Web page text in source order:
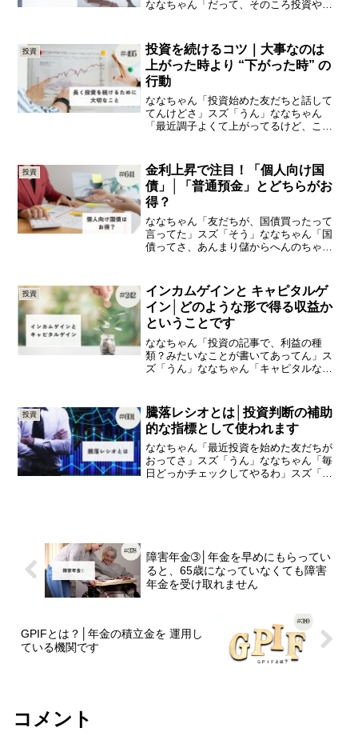
ななちゃん「だって、そのころ投資やっ
やん」スズ「そうとも限らへんで」なな
ちゃん「なんで？ ...
投資
投資を続けるコツ｜大事なのは
上がった時より “下がった時” の
行動
ななちゃん「投資始めた友だちと話して
てんけどさ」スズ「うん」ななちゃん
「最近調子よくて上がってるけど、この
ないよね？きっと」今日は、「長く投資
を続けるために大切なこと」...
投資
金利上昇で注目！「個人向け国
債」│「普通預金」とどちらがお
得？
ななちゃん「友だちが、国債買ったって
言ってた」スズ「そう」ななちゃん「国
債ってさ、あんまり儲からへんのちゃう
「個人向け国債はお得？」の知識をひと
つ＋（プラス）していきま...
投資
インカムゲインと キャピタルゲ
イン│どのような形で得る収益か
ということです
ななちゃん「投資の記事で、利益の種
類？みたいなことが書いてあってん」ス
ズ「うん」ななちゃん「キャピタルなん
ね」ななちゃん「あー、そうかも」スズ
「キャピタルゲインとインカム...
投資
騰落レシオとは│投資判断の補助
的な指標として使われます
ななちゃん「最近投資を始めた友だちが
おってさ」スズ「うん」ななちゃん「毎
日どっかチェックしてやるわ」スズ「ど
障害年金➂│年金を早めにもらってい
ると、65歳になっていなくても障害
年金を受け取れません
GPIFとは？│年金の積立金を 運用し
ている機関です
コメント